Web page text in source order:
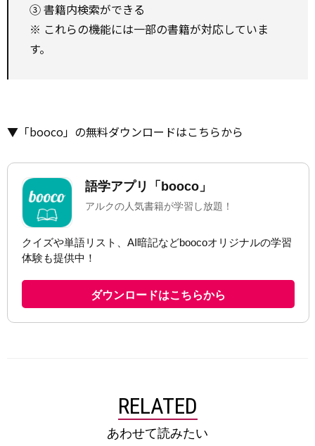
③ 書籍内検索ができる
※ これらの機能には一部の書籍が対応していま
す。
▼「booco」の無料ダウンロードはこちらから
RELATED
あわせて読みたい